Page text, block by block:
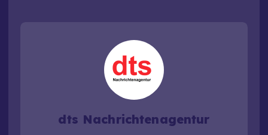
dts Nachrichtenagentur